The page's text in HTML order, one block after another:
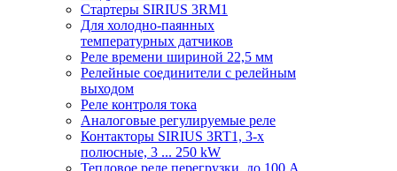
Стартеры SIRIUS 3RM1
Для холодно-паянных
температурных датчиков
Реле времени шириной 22,5 мм
Релейные соединители с релейным
выходом
Реле контроля тока
Аналоговые регулируемые реле
Контакторы SIRIUS 3RT1, 3-х
полюсные, 3 ... 250 kW
Тепловое реле перегрузки, до 100 A